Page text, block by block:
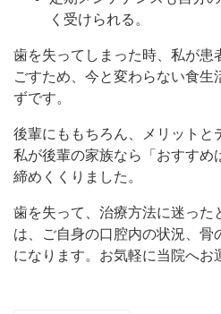
く受けられる。
歯を失ってしまった時、私が患
ごすため、今と変わらない食生
ずです。
後輩にももちろん、メリットと
私が後輩の家族なら「おすすめ
締めくくりました。
歯を失って、治療方法に迷った
は、ご自身の口腔内の状況、骨
になります。お気軽に当院へお